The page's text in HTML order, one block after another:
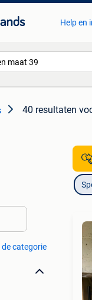
Help en
40 resultaten
de categorie